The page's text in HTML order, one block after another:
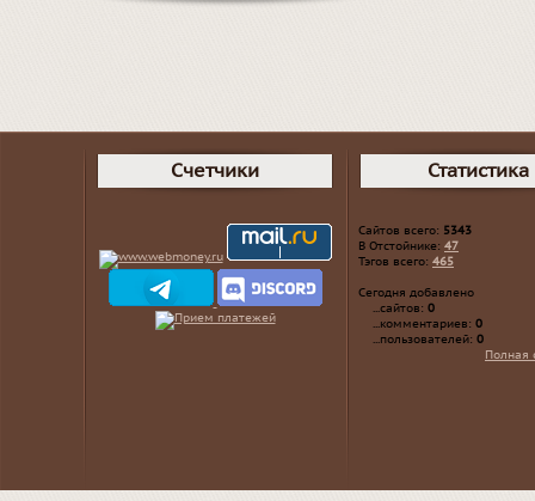
Счетчики Статистика
Сайтов всего: 5343
В Отстойнике: 47
Тэгов всего: 465
Сегодня добавлено
...сайтов: 0
...комментариев: 0
...пользователей: 0
Полная